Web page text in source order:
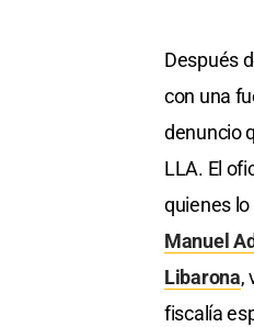
Después
con una
denuncio
LLA. El
quienes
Manuel
Libarona,
fiscalía